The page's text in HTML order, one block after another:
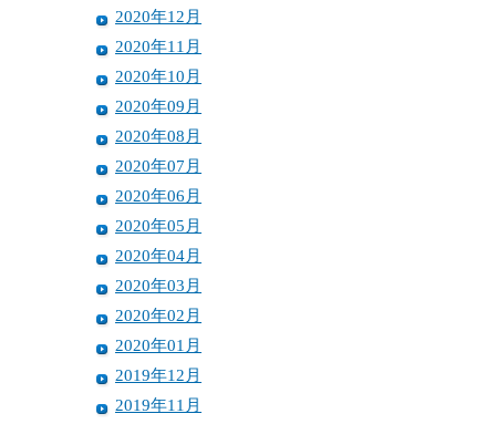
2020年12月
2020年11月
2020年10月
2020年09月
2020年08月
2020年07月
2020年06月
2020年05月
2020年04月
2020年03月
2020年02月
2020年01月
2019年12月
2019年11月